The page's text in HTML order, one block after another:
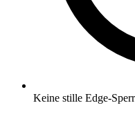
Keine stille Edge-